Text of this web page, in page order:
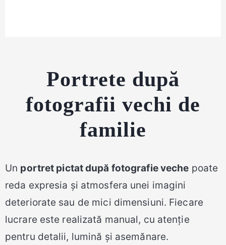
Portrete după
fotografii vechi de
familie
Un portret pictat după fotografie veche poate
reda expresia și atmosfera unei imagini
deteriorate sau de mici dimensiuni. Fiecare
lucrare este realizată manual, cu atenție
pentru detalii, lumină și asemănare.